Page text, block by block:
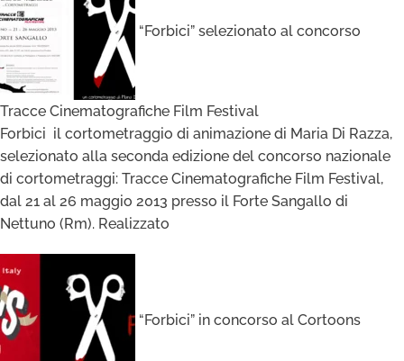
“Forbici” selezionato al concorso
Tracce Cinematografiche Film Festival
Forbici il cortometraggio di animazione di Maria Di Razza,
selezionato alla seconda edizione del concorso nazionale
di cortometraggi: Tracce Cinematografiche Film Festival,
dal 21 al 26 maggio 2013 presso il Forte Sangallo di
Nettuno (Rm). Realizzato
“Forbici” in concorso al Cortoons